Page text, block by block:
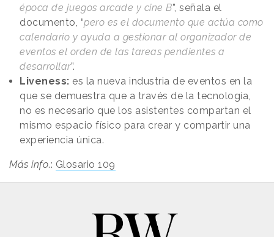
época de juegos arcade y cine B”, señala el
documento, “pero es el documento que actúa como
calendario y ayuda a gestionar al organizador de
eventos el orden de las tareas pendientes a
desarrollar”.
Liveness: es la nueva industria de eventos en la
que se demuestra que a través de la tecnología,
no es necesario que los asistentes compartan el
mismo espacio físico para crear y compartir una
experiencia única.
Más info.: Glosario 109